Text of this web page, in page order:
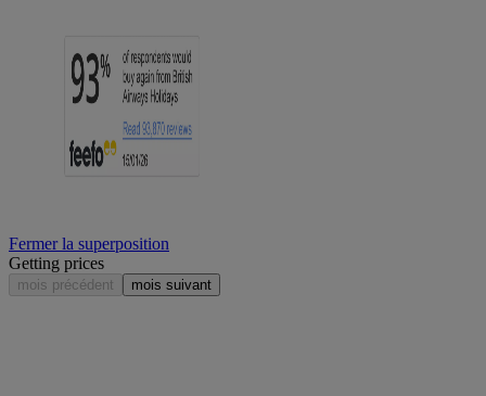
Fermer la superposition
Getting prices
mois précédent mois suivant